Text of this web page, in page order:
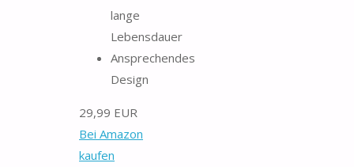
lange
Lebensdauer
Ansprechendes
Design
29,99 EUR
Bei Amazon
kaufen